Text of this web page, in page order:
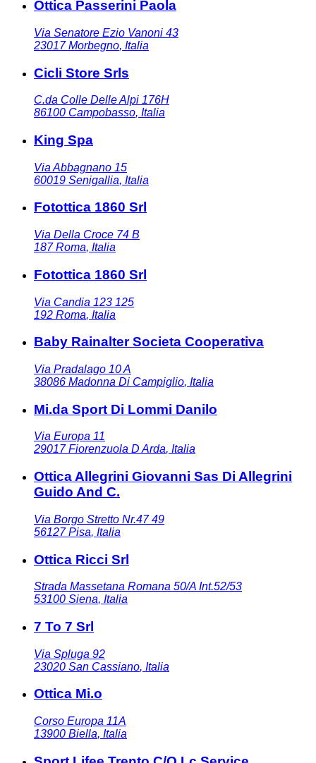
Ottica Passerini Paola
Via Senatore Ezio Vanoni 43
23017 Morbegno, Italia
Cicli Store Srls
C.da Colle Delle Alpi 176H
86100 Campobasso, Italia
King Spa
Via Abbagnano 15
60019 Senigallia, Italia
Fotottica 1860 Srl
Via Della Croce 74 B
187 Roma, Italia
Fotottica 1860 Srl
Via Candia 123 125
192 Roma, Italia
Baby Rainalter Societa Cooperativa
Via Pradalago 10 A
38086 Madonna Di Campiglio, Italia
Mi.da Sport Di Lommi Danilo
Via Europa 11
29017 Fiorenzuola D Arda, Italia
Ottica Allegrini Giovanni Sas Di Allegrini
Guido And C.
Via Borgo Stretto Nr.47 49
56127 Pisa, Italia
Ottica Ricci Srl
Strada Massetana Romana 50/A Int.52/53
53100 Siena, Italia
7 To 7 Srl
Via Spluga 92
23020 San Cassiano, Italia
Ottica Mi.o
Corso Europa 11A
13900 Biella, Italia